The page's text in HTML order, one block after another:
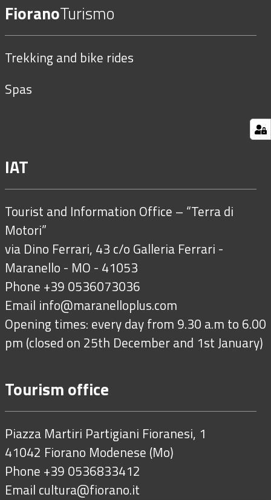
FioranoTurismo
Trekking and bike rides
Spas
IAT
Tourist and Information Office – “Terra di
Motori”
via Dino Ferrari, 43 c/o Galleria Ferrari -
Maranello - MO - 41053
Phone +39 0536073036
Email info@maranelloplus.com
Opening times: every day from 9.30 a.m to 6.00
pm (closed on 25th December and 1st January)
Tourism office
Piazza Martiri Partigiani Fioranesi, 1
41042 Fiorano Modenese (Mo)
Phone +39 0536833412
Email cultura@fiorano.it